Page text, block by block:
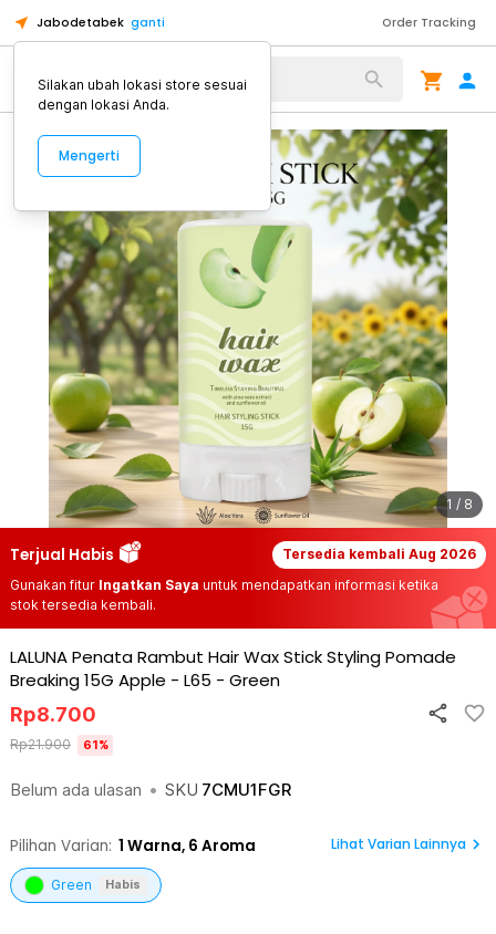
Jabodetabek ganti Order Tracking
Alat Kopi
1 / 8
Terjual Habis Tersedia kembali Aug 2026
Gunakan fitur Ingatkan Saya untuk mendapatkan informasi ketika
stok tersedia kembali.
LALUNA Penata Rambut Hair Wax Stick Styling Pomade
Breaking 15G Apple - L65 - Green
Belum ada ulasan • SKU 7CMU1FGR
Rp8.700
Rp21.900 61%
Pilihan Varian: 1 Warna, 6 Aroma Lihat Varian Lainnya
Green Habis
Silakan ubah lokasi store sesuai
dengan lokasi Anda.
Mengerti